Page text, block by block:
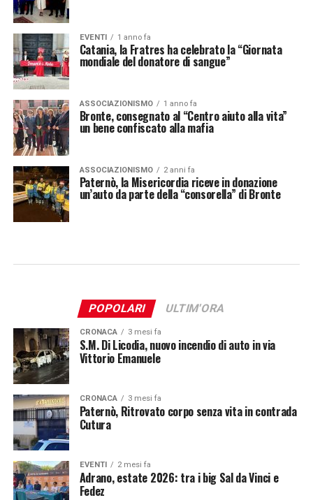
EVENTI 1 anno fa
Catania, la Fratres ha celebrato la “Giornata
mondiale del donatore di sangue”
ASSOCIAZIONISMO 1 anno fa
Bronte, consegnato al “Centro aiuto alla vita”
un bene confiscato alla mafia
ASSOCIAZIONISMO 2 anni fa
Paternò, la Misericordia riceve in donazione
un’auto da parte della “consorella” di Bronte
POPOLARI ULTIM'ORA
CRONACA 3 mesi fa
S.M. Di Licodia, nuovo incendio di auto in via
Vittorio Emanuele
CRONACA 3 mesi fa
Paternò, Ritrovato corpo senza vita in contrada
Cutura
EVENTI 2 mesi fa
Adrano, estate 2026: tra i big Sal da Vinci e
Fedez